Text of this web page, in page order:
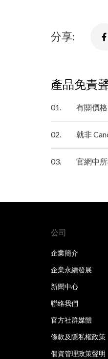
分享:
產品免責
01. 有關價
02. 就非
03. 官網中
公司
企業簡介
企業永續發展
新聞中心
聯絡我們
官方社群媒體
條款及隱私權政策
個資管理政策聲明